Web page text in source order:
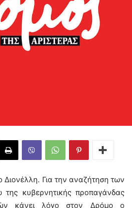
Διονέλλη. Για την αναζήτηση των
κυβερνητικής προπαγάνδας
κάνει λόγο στον Δρόμο ο